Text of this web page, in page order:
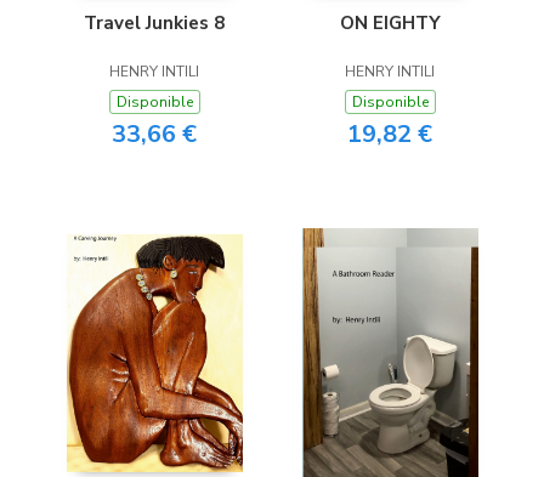
Travel Junkies 8
HENRY INTILI
Disponible
33,66 €
ON EIGHTY
HENRY INTILI
Disponible
19,82 €